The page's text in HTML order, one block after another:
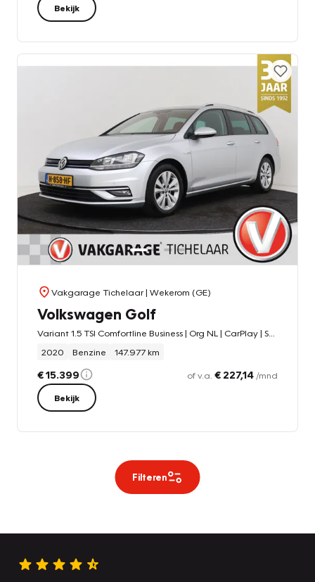
Bekijk
Vakgarage Tichelaar| Wekerom (GE)
Volkswagen Golf
2020
Benzine 147.977 km
€ 15.399 of v.a. € 227,14 /mnd
Bekijk
Filteren